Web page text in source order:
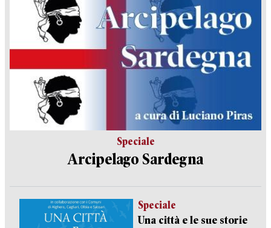
Speciale
Arcipelago Sardegna
Speciale
Una città e le sue storie